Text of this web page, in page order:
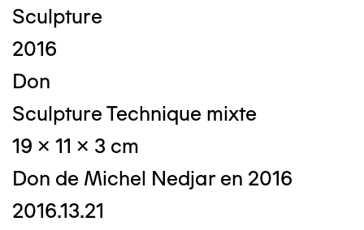
Sculpture
2016
Don
Sculpture Technique mixte
19 x 11 x 3 cm
Don de Michel Nedjar en 2016
2016.13.21